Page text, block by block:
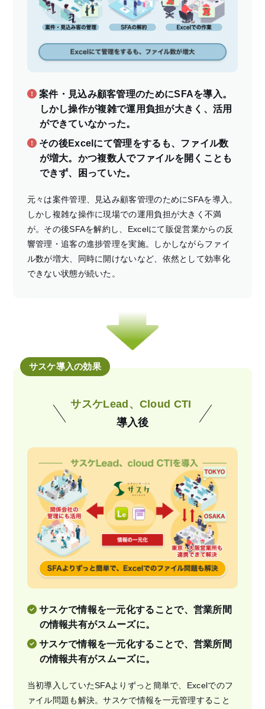
案件・見込み顧客管理のためにSFAを導入。
しかし操作が複雑で運用負担が大きく、活用
ができていなかった。
その後Excelにて管理をするも、ファイル数
が増大。かつ複数人でファイルを開くことも
できず、困っていた。
元々は案件管理、見込み顧客管理のためにSFAを導入。
しかし複雑な操作に現場での運用負担が大きく不満
が。その後SFAを解約し、Excelにて販促営業からの反
響管理・追客の進捗管理を実施。しかしながらファイ
ル数が増大、同時に開けないなど、依然として効率化
できない状態が続いた。
サスケ導入の効果
サスケLead、Cloud CTI
導入後
サスケで情報を一元化することで、営業所間
の情報共有がスムーズに。
サスケで情報を一元化することで、営業所間
の情報共有がスムーズに。
当初導入していたSFAよりずっと簡単で、Excelでのフ
ァイル問題も解決。サスケで情報を一元管理すること